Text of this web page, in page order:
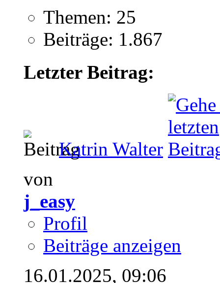
Themen: 25
Beiträge: 1.867
Letzter Beitrag:
Katrin Walter
von
j_easy
Profil
Beiträge anzeigen
16.01.2025, 09:06